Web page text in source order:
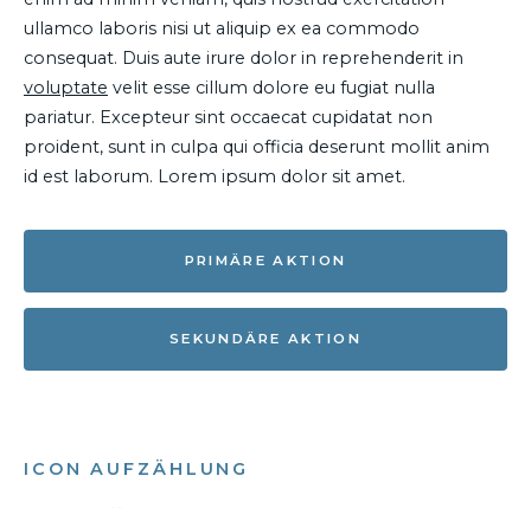
ullamco laboris nisi ut aliquip ex ea commodo
consequat. Duis aute irure dolor in reprehenderit in
voluptate velit esse cillum dolore eu fugiat nulla
pariatur. Excepteur sint occaecat cupidatat non
proident, sunt in culpa qui officia deserunt mollit anim
id est laborum. Lorem ipsum dolor sit amet.
PRIMÄRE AKTION
SEKUNDÄRE AKTION
ICON AUFZÄHLUNG